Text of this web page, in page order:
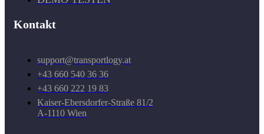
Kontakt
support@transportlogy.at
+43 660 540 36 36
+43 660 222 19 83
Kaiser-Ebersdorfer-Straße 81/2
A-1110 Wien